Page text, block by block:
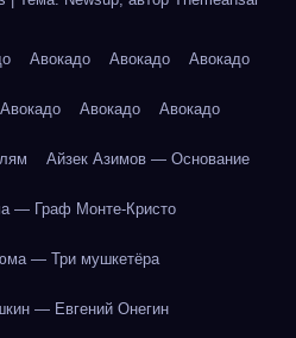
Авокадо Авокадо Авокадо
Авокадо Авокадо Авокадо
Айзек Азимов — Основание
— Граф Монте-Кристо
— Три мушкетёра
— Евгений Онегин